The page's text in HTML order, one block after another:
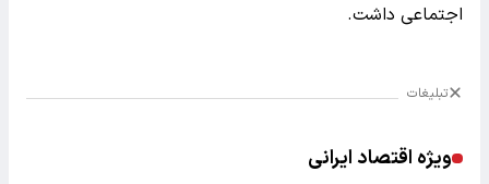
اجتماعی داشت.
تبلیغات
ویژه اقتصاد ایرانی